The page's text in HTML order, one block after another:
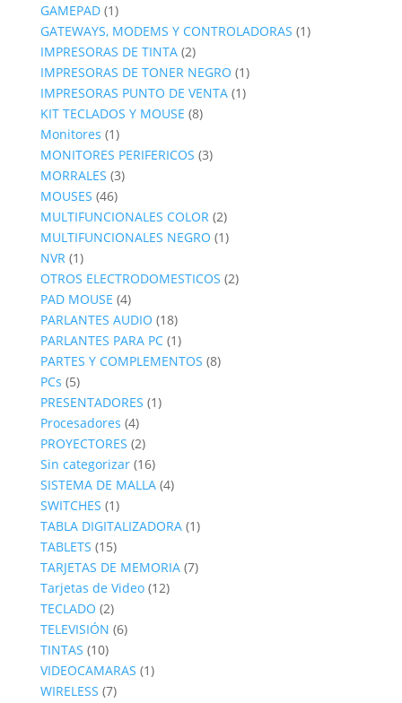
GAMEPAD 11
producto
GATEWAYS, MODEMS Y CONTROLADORAS 11
IMPRESORAS DE TINTA 22
productos
IMPRESORAS DE TONER NEGRO 11
producto
IMPRESORAS PUNTO DE VENTA 11
KIT TECLADOS Y MOUSE 88
Monitores 11
producto
MONITORES PERIFERICOS 33
MORRALES 33
MOUSES 4646
productos
MULTIFUNCIONALES COLOR 22
productos
MULTIFUNCIONALES NEGRO 11
NVR 11
producto
OTROS ELECTRODOMESTICOS 22
PAD MOUSE 44
productos
PARLANTES AUDIO 1818
productos
PARLANTES PARA PC 11
producto
PARTES Y COMPLEMENTOS 88
PCs 55
productos
PRESENTADORES 11
Procesadores 44
productos
PROYECTORES 22
productos
Sin categorizar 1616
productos
SISTEMA DE MALLA 44
SWITCHES 11
producto
TABLA DIGITALIZADORA 11
TABLETS 1515
productos
TARJETAS DE MEMORIA 77
Tarjetas de Video 1212
TECLADO 22
productos
TELEVISIÓN 66
TINTAS 1010
productos
VIDEOCAMARAS 11
WIRELESS 77